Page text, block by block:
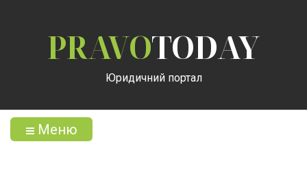
PRAVOTODAY
Юридичний портал
Меню